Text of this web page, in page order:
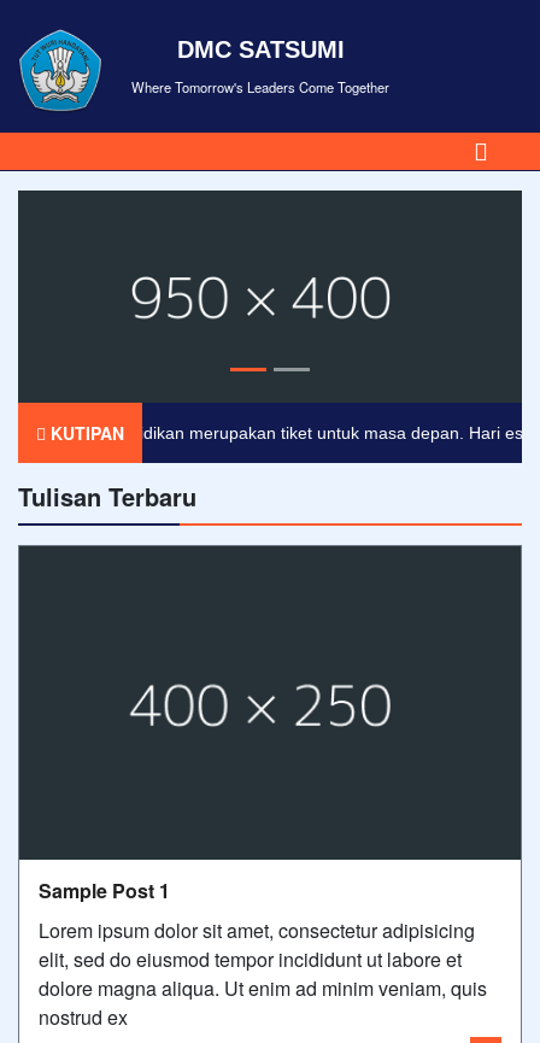
DMC SATSUMI
Where Tomorrow's Leaders Come Together
KUTIPAN
Pendidikan merupakan tiket untuk masa depan. Hari esok
Tulisan Terbaru
Sample Post 1
Lorem ipsum dolor sit amet, consectetur adipisicing
elit, sed do eiusmod tempor incididunt ut labore et
dolore magna aliqua. Ut enim ad minim veniam, quis
nostrud ex